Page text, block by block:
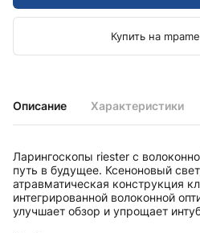
Описание Характеристики
Ларингоскопы riester с
путь в будущее. Ксеноновый
атравматическая конструкция
интегрированной волоконной
улучшает обзор и упрощает
Купить на